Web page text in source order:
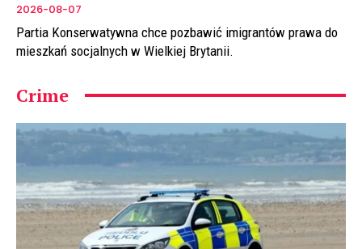
2026-08-07
Partia Konserwatywna chce pozbawić imigrantów prawa do
mieszkań socjalnych w Wielkiej Brytanii.
Crime